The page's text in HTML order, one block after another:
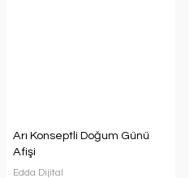
Arı Konseptli Doğum Günü
Afişi
Edda Dijital